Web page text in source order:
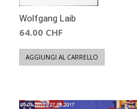
Wolfgang Laib
64.00 CHF
AGGIUNGI AL CARRELLO